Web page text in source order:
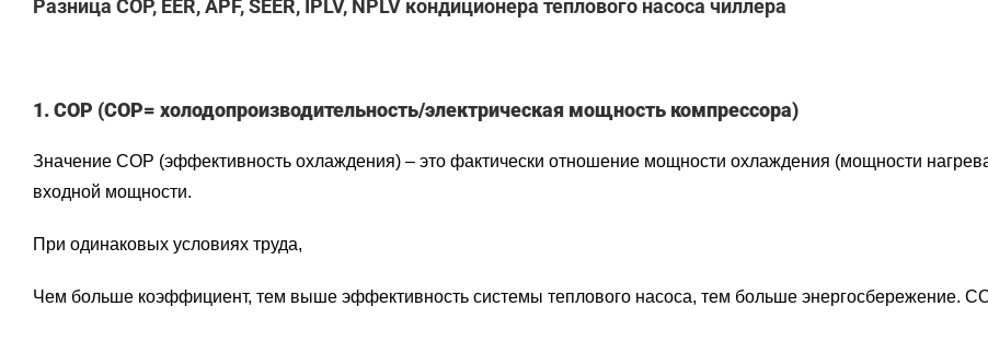
Разница COP, EER, APF, SEER, IPLV, NPLV кондиционера теплового насоса чиллера
1. COP (COP= холодопроизводительность/электрическая мощность компрессора)
Значение COP (эффективность охлаждения) – это фактически отношение мощности охлаждения (мощности
входной мощности.
При одинаковых условиях труда,
Чем больше коэффициент, тем выше эффективность системы теплового насоса, тем больше энергосбережение.